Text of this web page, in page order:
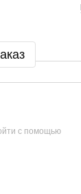
с помощью